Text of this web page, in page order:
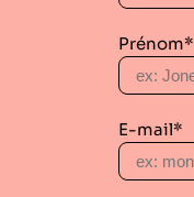
Prénom*
E-mail*